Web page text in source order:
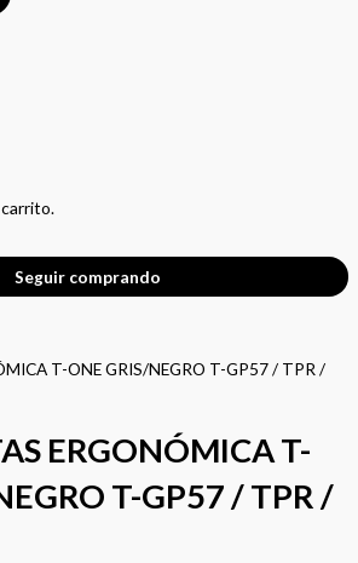
Seguir comprando
T-ONE GRIS/NEGRO T-GP57 / TPR /
ERGONÓMICA T-
T-GP57 / TPR /